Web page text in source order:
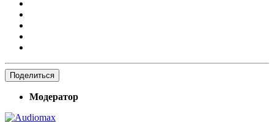
Поделиться
Модератор